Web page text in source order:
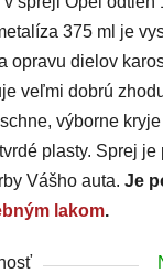
375 ml je
opravu dielov
veľmi dobrú
výborne
plasty. Sprej
Vášho auta. Je
lakom.